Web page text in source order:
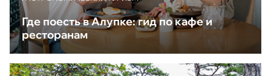
Где поесть в Алупке: гид по кафе и
ресторанам